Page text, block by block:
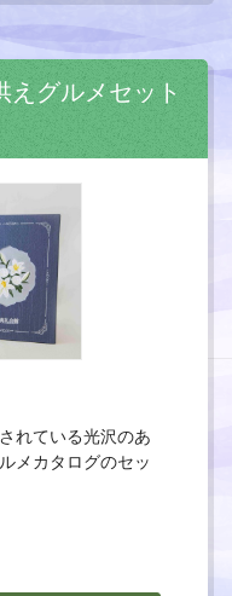
えグルメセット
れている光沢のあ
メカタログのセッ